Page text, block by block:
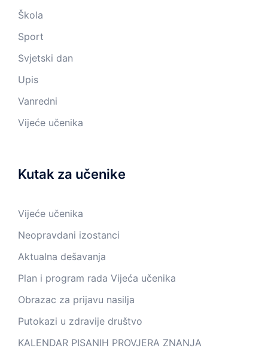
Škola
Sport
Svjetski dan
Upis
Vanredni
Vijeće učenika
Kutak za učenike
Vijeće učenika
Neopravdani izostanci
Aktualna dešavanja
Plan i program rada Vijeća učenika
Obrazac za prijavu nasilja
Putokazi u zdravije društvo
KALENDAR PISANIH PROVJERA ZNANJA